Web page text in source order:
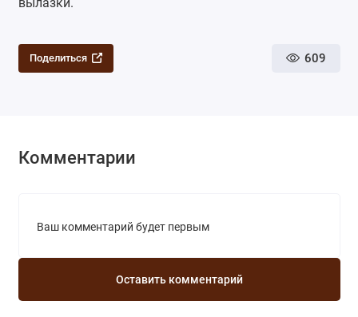
Поделиться 609
Комментарии
Ваш комментарий будет первым
Оставить комментарий